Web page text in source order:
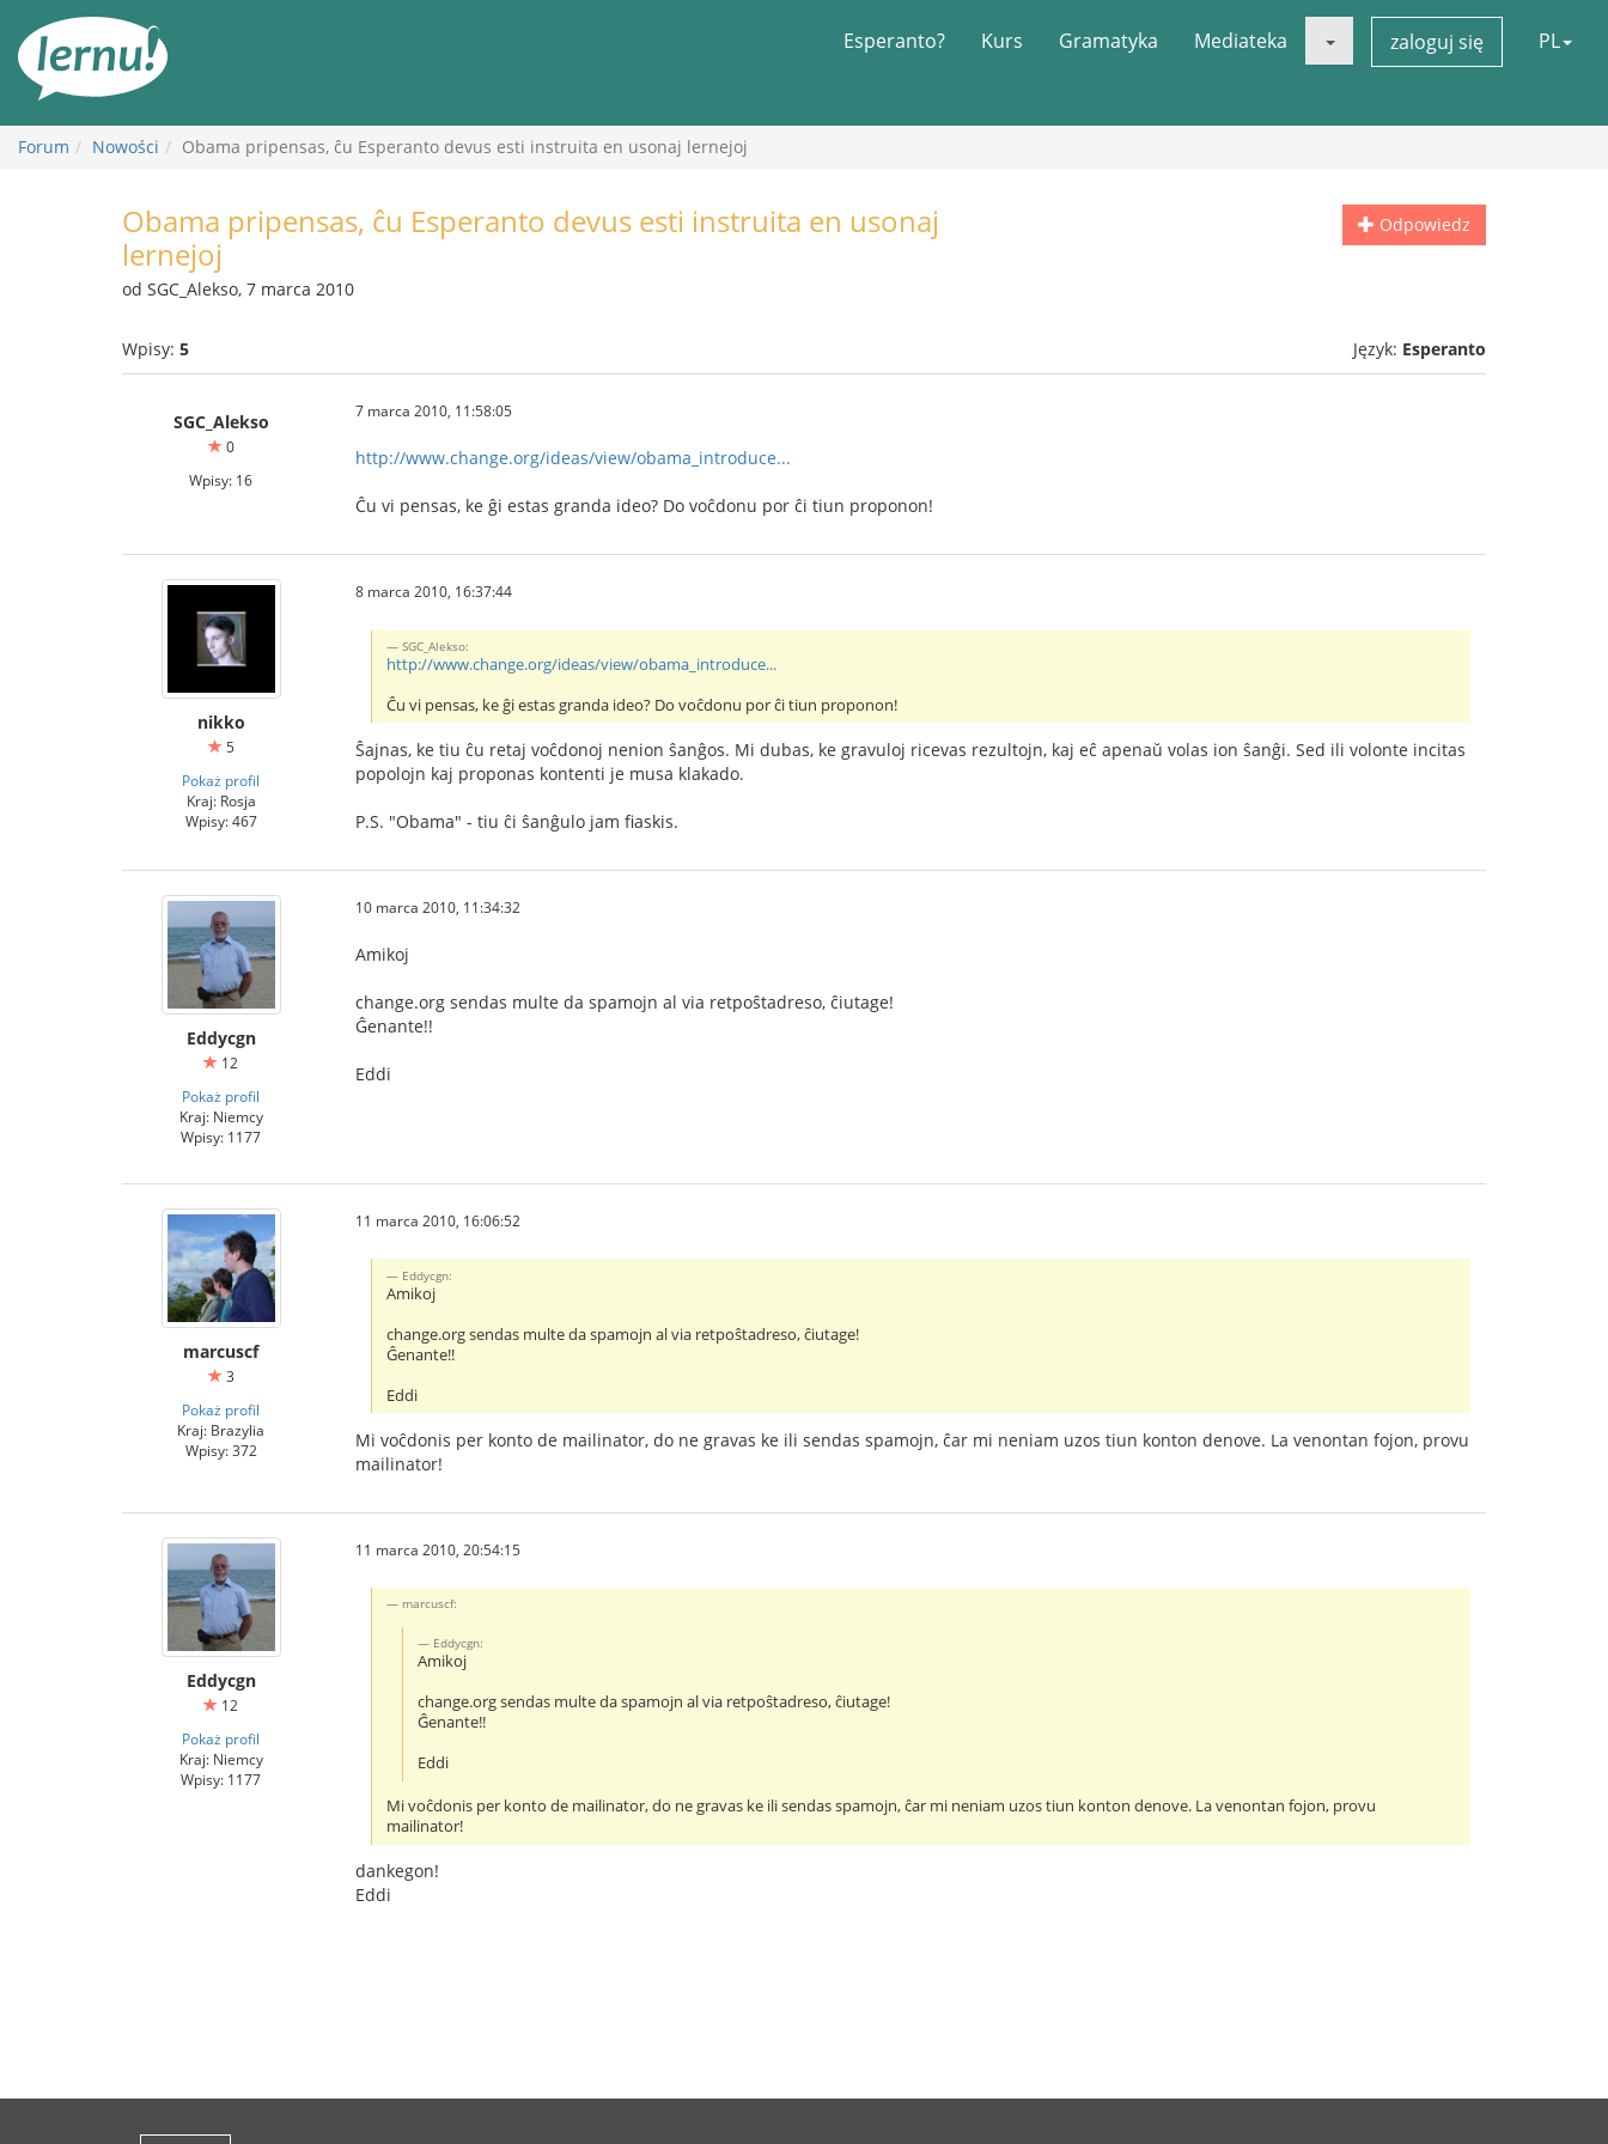
Esperanto? Kurs Gramatyka Mediateka zaloguj się PL
Forum Nowości Obama pripensas, ĉu Esperanto devus esti instruita en usonaj lernejoj
Odpowiedz
Obama pripensas, ĉu Esperanto devus esti instruita en usonaj
lernejoj
od SGC_Alekso, 7 marca 2010
Wpisy: 5 Język: Esperanto
SGC_Alekso
0
Wpisy: 16
7 marca 2010, 11:58:05
http://www.change.org/ideas/view/obama_introduce...
Ĉu vi pensas, ke ĝi estas granda ideo? Do voĉdonu por ĉi tiun proponon!
nikko
5
Pokaż profil
Kraj: Rosja
Wpisy: 467
8 marca 2010, 16:37:44
SGC_Alekso:
http://www.change.org/ideas/view/obama_introduce...
Ĉu vi pensas, ke ĝi estas granda ideo? Do voĉdonu por ĉi tiun proponon!
Ŝajnas, ke tiu ĉu retaj voĉdonoj nenion ŝanĝos. Mi dubas, ke gravuloj ricevas rezultojn, kaj eĉ apenaŭ volas ion ŝanĝi. Sed ili volonte incitas
popolojn kaj proponas kontenti je musa klakado.
P.S. "Obama" - tiu ĉi ŝanĝulo jam fiaskis.
Eddycgn
12
Pokaż profil
Kraj: Niemcy
Wpisy: 1177
10 marca 2010, 11:34:32
Amikoj
change.org sendas multe da spamojn al via retpoŝtadreso, ĉiutage!
Ĝenante!!
Eddi
marcuscf
3
Pokaż profil
Kraj: Brazylia
Wpisy: 372
11 marca 2010, 16:06:52
Eddycgn:
Amikoj
change.org sendas multe da spamojn al via retpoŝtadreso, ĉiutage!
Ĝenante!!
Eddi
Mi voĉdonis per konto de mailinator, do ne gravas ke ili sendas spamojn, ĉar mi neniam uzos tiun konton denove. La venontan fojon, provu
mailinator!
Eddycgn
12
Pokaż profil
Kraj: Niemcy
Wpisy: 1177
11 marca 2010, 20:54:15
marcuscf:
Eddycgn:
Amikoj
change.org sendas multe da spamojn al via retpoŝtadreso, ĉiutage!
Ĝenante!!
Eddi
Mi voĉdonis per konto de mailinator, do ne gravas ke ili sendas spamojn, ĉar mi neniam uzos tiun konton denove. La venontan fojon, provu
mailinator!
dankegon!
Eddi